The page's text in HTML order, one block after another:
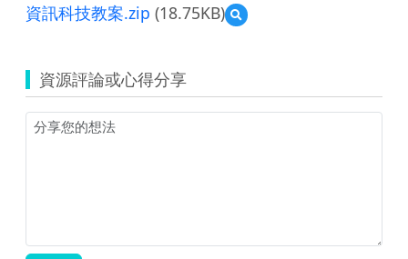
資訊科技教案.zip (18.75KB)
預
覽
技
教
資源評論或心得分享